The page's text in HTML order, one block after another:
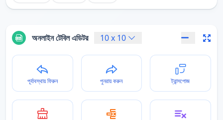
অনলাইন টেবিল এডিটর 10x 10
পূর্বাবস্থায় ফিরুন পুনরায় করুন ট্রান্সপোজ